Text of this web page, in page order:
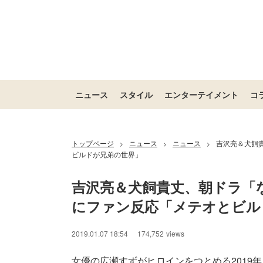
ニュース スタイル エンターテイメント コ
トップページ > ニュース > ニュース >
吉沢亮＆犬飼
ビルドが兄弟の世界」
吉沢亮＆犬飼貴丈、朝ドラ
にファン反応「メテオとビ
2019.01.07 18:54 174,752 views